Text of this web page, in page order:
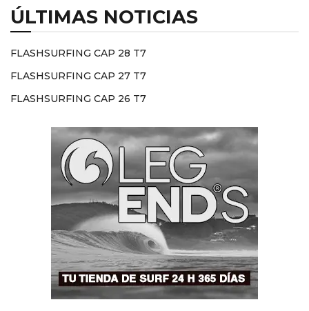
ÚLTIMAS NOTICIAS
FLASHSURFING CAP 28 T7
FLASHSURFING CAP 27 T7
FLASHSURFING CAP 26 T7